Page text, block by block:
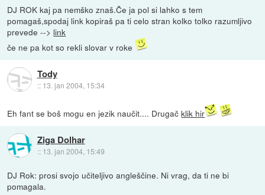
DJ ROK kaj pa nemško znaš.Če ja pol si lahko s tem
pomagaš,spodaj link kopiraš pa ti celo stran kolko tolko razumljivo
prevede --> link
če ne pa kot so rekli slovar v roke
Tody
:: 13. jan 2004, 15:34
Eh fant se boš mogu en jezik naučit.... Drugačklik hir
Ziga Dolhar
:: 13. jan 2004, 15:49
DJ Rok: prosi svojo učiteljivo angleščine. Ni vrag, da ti ne bi
pomagala.